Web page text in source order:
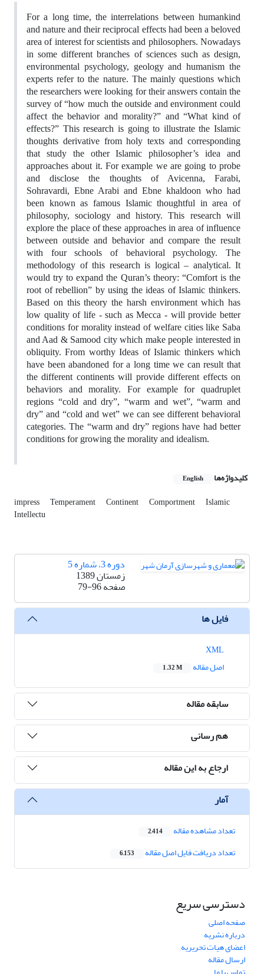
For a long time, the interrelations between humankind
and nature and their reciprocal effects had been a beloved
area of interest for scientists and philosophers. Nowadays
in some different branches of sciences such as design,
environmental psychology, geology and humanism the
experts refer to the nature. The mainly questions which
the researchers were looking for their answers contain the
survey of “how much the outside and environment could
affect the behavior and morality?” and “What kind of
effects?” This research is going to illustrate the Islamic
thoughts derivative from holy texts and corresponding
that study the other Islamic philosopher’s idea and
approaches about it. For example we are going to probe
and disclose the thoughts of Avicenna, Farabi,
Sohravardi, Ebne Arabi and Ebne khaldoon who had
been known as famous Islamic thoughtful in area of
philosophy, sociology and history. This research will
explore the place of these approaches in area of influence
between outside and behavior and compare the result
with four schools of behavioral psychology. The
methodology of this research is logical – analytical. It
would try to expand the Quran’s theory: “Comfort is the
root of rebellion” by using the ideas of Islamic thinkers.
Based on this theory the harsh environment which has
low quality of life - such as Mecca - will provide better
conditions for morality instead of welfare cities like Saba
and Aad & Samood city which make people interested in
obliquity. From worthy Ideas of Islamic thinkers which
have been abandoned for a long time we can result that
the different continents will provide different effects on
behaviors and morality. For example for quadruplet
regions “cold and dry”, “warm and wet”, “warm and
dry” and “cold and wet” we can see different behavioral
categories. The “warm and dry” regions have had better
conditions for growing the morality and idealism.
کلیدواژه‌ها English
impress Temperament Continent Comportment Islamic
Intellectu
دوره 3، شماره 5
زمستان 1389
صفحه79-96
فایل ها
اصل مقاله
1.32 M
سابقه مقاله
هم رسانی
ارجاع به این مقاله
آمار
تعداد مشاهده مقاله 2,414
تعداد دریافت فایل اصل مقاله 6,153
دسترسی سریع
صفحه اصلی
درباره نشریه
اعضای هیات تحریریه
ارسال مقاله